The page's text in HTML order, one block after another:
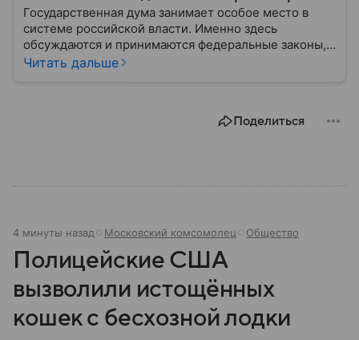
Государственная дума занимает особое место в
системе российской власти. Именно здесь
обсуждаются и принимаются федеральные законы,
определяющие развитие государства, экономики и
Разбираемся, как устроена Госдума, какие
Читать дальше
Поделиться
4 минуты назад Московский комсомолец Общество
Полицейские США
вызволили истощённых
кошек с бесхозной лодки